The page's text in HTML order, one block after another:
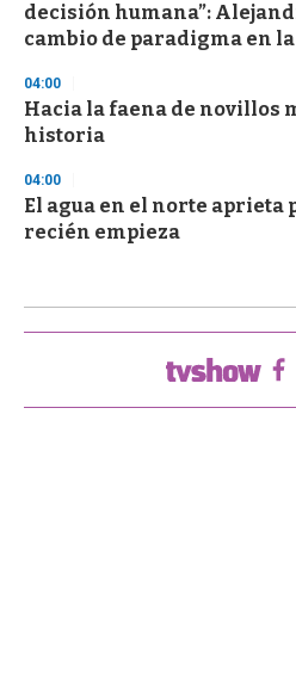
decisión humana”:
cambio de paradigma en
04:00
Hacia la faena de novillos
historia
04:00
El agua en el norte
recién empieza